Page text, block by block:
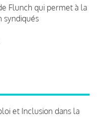
Flunch qui permet à la
syndiqués
et Inclusion dans la